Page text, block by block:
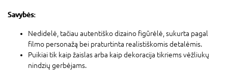
Savybės:
Nedidelė, tačiau autentiško dizaino figūrėlė, sukurta pagal
filmo personažą bei praturtinta realistiškomis detalėmis.
Puikiai tik kaip žaislas arba kaip dekoracija tikriems vėžliukų
nindzių gerbėjams.